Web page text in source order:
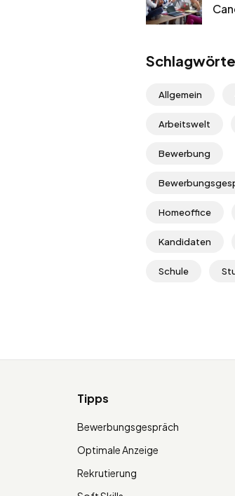
Allgemein
Arbeitswelt
Bewerbung
Homeoffice
Kandidaten
Schule
Tipps
Bewerbungsgespräch
Optimale Anzeige
Rekrutierung